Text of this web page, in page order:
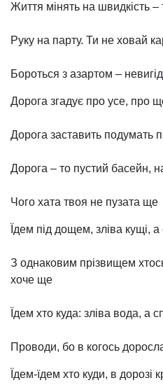
Життя мінять на швидкість –
Руку на парту. Ти не ховай
Бороться з азартом –
Дорога згадує про усе, про
Дорога заставить подумать
Дорога – то пустий басейн,
Чого хата твоя не пузата ще
Їдем під дощем, зліва кущі,
З однаковим прізвищем
хоче ще
Їдем хто куда: зліва вода, а
Проводи, бо в когось
Їдем-їдем хто куди, в дорозі